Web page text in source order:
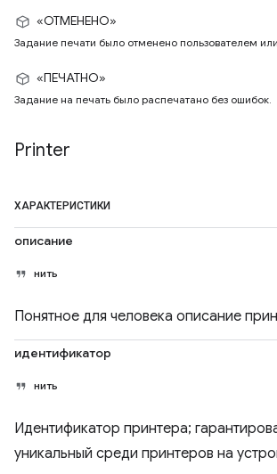
«ОТМЕНЕНО»
Задание печати было отменено пользователем
«ПЕЧАТНО»
Задание на печать было распечатано без ошибок.
Printer
ХАРАКТЕРИСТИКИ
описание
нить
Понятное для человека описание
идентификатор
нить
Идентификатор принтера;
уникальный среди принтеров на